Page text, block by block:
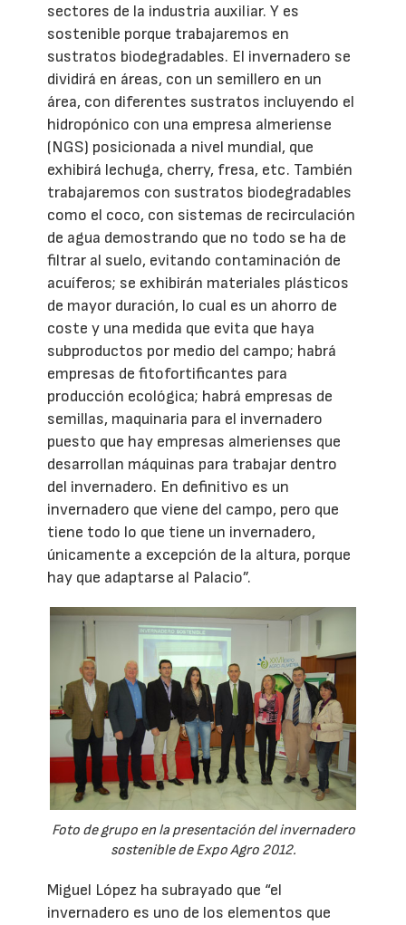
sectores de la industria auxiliar. Y es
sostenible porque trabajaremos en
sustratos biodegradables. El invernadero se
dividirá en áreas, con un semillero en un
área, con diferentes sustratos incluyendo el
hidropónico con una empresa almeriense
(NGS) posicionada a nivel mundial, que
exhibirá lechuga, cherry, fresa, etc. También
trabajaremos con sustratos biodegradables
como el coco, con sistemas de recirculación
de agua demostrando que no todo se ha de
filtrar al suelo, evitando contaminación de
acuíferos; se exhibirán materiales plásticos
de mayor duración, lo cual es un ahorro de
coste y una medida que evita que haya
subproductos por medio del campo; habrá
empresas de fitofortificantes para
producción ecológica; habrá empresas de
semillas, maquinaria para el invernadero
puesto que hay empresas almerienses que
desarrollan máquinas para trabajar dentro
del invernadero. En definitivo es un
invernadero que viene del campo, pero que
tiene todo lo que tiene un invernadero,
únicamente a excepción de la altura, porque
hay que adaptarse al Palacio”.
Foto de grupo en la presentación del invernadero
sostenible de Expo Agro 2012.
Miguel López ha subrayado que “el
invernadero es uno de los elementos que